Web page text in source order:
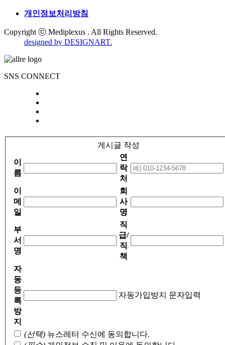
개인정보처리방침
Copyright ⓒ Mediplexus . All Rights Reserved.
designed by DESIGNART.
SNS CONNECT
게시글 작성
이
름
연
락
처
이
메
일
회
사
명
부
서
명
직
급/
직
책
자
동
등
록
방
지
자동가입방지 문자입력
(선택) 뉴스레터 수신에 동의합니다.